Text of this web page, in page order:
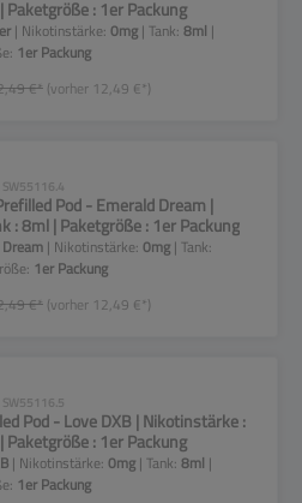
Paketgröße : 1er Packung
| Nikotinstärke: 0mg | Tank: 8ml |
1er Packung
€* (vorher 12,49 €*)
SW55116.4
Pod - Emerald Dream |
: 8ml | Paketgröße : 1er Packung
| Nikotinstärke:0mg | Tank:
1er Packung
€* (vorher 12,49 €*)
SW55116.5
Pod - Love DXB | Nikotinstärke :
Paketgröße : 1er Packung
| Nikotinstärke: 0mg | Tank: 8ml |
1er Packung